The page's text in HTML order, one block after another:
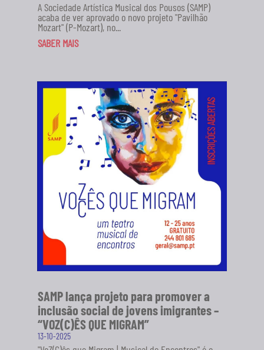
A Sociedade Artística Musical dos Pousos (SAMP)
acaba de ver aprovado o novo projeto "Pavilhão
Mozart" (P-Mozart), no...
SABER MAIS
SAMP lança projeto para promover a
inclusão social de jovens imigrantes –
“VOZ(C)ÊS QUE MIGRAM”
13-10-2025